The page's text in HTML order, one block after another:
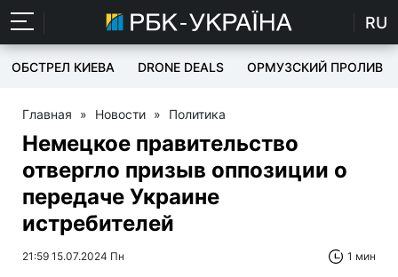
RU
ОБСТРЕЛ КИЕВА DRONE DEALS ОРМУЗСКИЙ ПРОЛИВ
Главная » Новости » Политика
Немецкое правительство
отвергло призыв оппозиции о
передаче Украине
истребителей
21:59 15.07.2024 Пн 1 мин